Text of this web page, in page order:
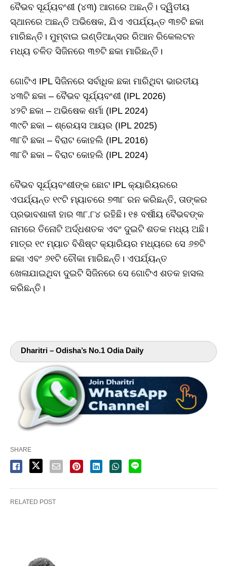
ବୈଭବ ସୂର୍ଯ୍ୟବଂଶୀ (୪୩) ଆଗରେ ଅଛନ୍ତି। ଦ୍ୱିତୀୟ
ସ୍ଥାନରେ ଅଛନ୍ତି ଅଭିଷେକ, ଯିଏ ଏପର୍ଯ୍ୟନ୍ତ ୩୭ଟି ଛକା
ମାରିଛନ୍ତି। ମୁମ୍ବାଇ ଇଣ୍ଡିଆନ୍ସର ରିଆନ ରିକେଲଟନ
ମଧ୍ୟ ଚଳିତ ସିଜିନରେ ୩୭ଟି ଛକା ମାରିଛନ୍ତି।
ଗୋଟିଏ IPL ସିଜିନରେ ସର୍ବାଧିକ ଛକା ମାରିଥିବା ଭାରତୀୟ
୪୩ଟି ଛକା – ବୈଭବ ସୂର୍ଯ୍ୟବଂଶୀ (IPL 2026)
୪୨ଟି ଛକା – ଅଭିଷେକ ଶର୍ମା (IPL 2024)
୩୯ଟି ଛକା – ଶ୍ରେୟସ ଆୟର (IPL 2025)
୩୮ଟି ଛକା – ବିରାଟ କୋହଲି (IPL 2016)
୩୮ଟି ଛକା – ବିରାଟ କୋହଲି (IPL 2024)
ବୈଭବ ସୂର୍ଯ୍ୟବଂଶୀଙ୍କ ଛୋଟ IPL କ୍ୟାରିୟରରେ
ଏପର୍ଯ୍ୟନ୍ତ ୧୯ଟି ମ୍ୟାଚରେ ୭୩୮ ରନ କରିଛନ୍ତି, ତାଙ୍କର
ପ୍ରଭାବଶାଳୀ ହାର ୩୮.୮୪ ରହିଛି। ୧୫ ବର୍ଷୀୟ ବୈଭବଙ୍କ
ନାମରେ ତିନୋଟି ଅର୍ଦ୍ଧଶତକ ଏବଂ ଦୁଇଟି ଶତକ ମଧ୍ୟ ଅଛି।
ମାତ୍ର ୧୯ ମ୍ୟାଚ ବିଶିଷ୍ଟ କ୍ୟାରିୟର ମଧ୍ୟରେ ସେ ୬୭ଟି
ଛକା ଏବଂ ୬୧ଟି ଚୌକା ମାରିଛନ୍ତି। ଏପର୍ଯ୍ୟନ୍ତ
ଖେଳାଯାଇଥିବା ଦୁଇଟି ସିଜିନରେ ସେ ଗୋଟିଏ ଶତକ ହାସଲ
କରିଛନ୍ତି।
Dharitri – Odisha’s No.1 Odia Daily
SHARE
RELATED POST